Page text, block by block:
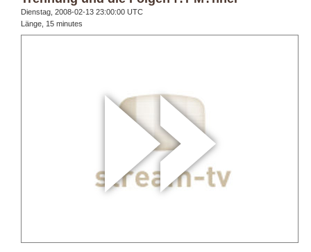
Dienstag, 2008-02-13 23:00:00 UTC
Länge, 15 minutes